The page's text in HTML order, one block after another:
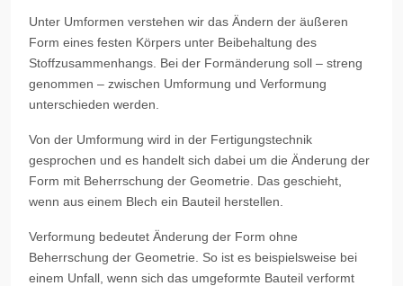
Unter Umformen verstehen wir das Ändern der äußeren
Form eines festen Körpers unter Beibehaltung des
Stoffzusammenhangs. Bei der Formänderung soll – streng
genommen – zwischen Umformung und Verformung
unterschieden werden.
Von der Umformung wird in der Fertigungstechnik
gesprochen und es handelt sich dabei um die Änderung der
Form mit Beherrschung der Geometrie. Das geschieht,
wenn aus einem Blech ein Bauteil herstellen.
Verformung bedeutet Änderung der Form ohne
Beherrschung der Geometrie. So ist es beispielsweise bei
einem Unfall, wenn sich das umgeformte Bauteil verformt